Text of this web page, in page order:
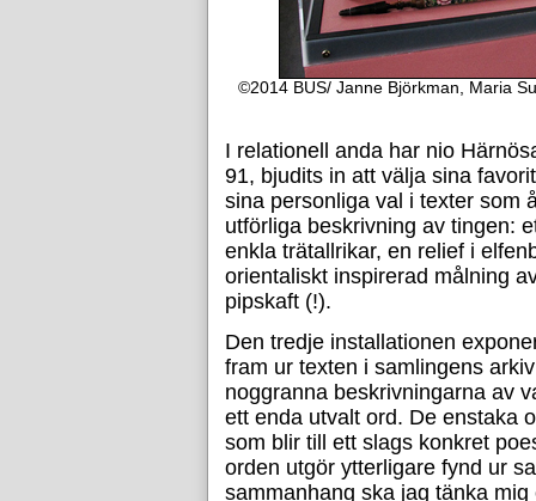
©2014 BUS/ Janne Björkman, Maria
I relationell anda har nio
91, bjudits in att välja sina
sina personliga val i texter som
utförliga beskrivning av tingen:
enkla trätallrikar, en relief i
orientaliskt inspirerad målning
pipskaft (!).
Den tredje installationen
fram ur texten i samlingens
noggranna beskrivningarna av
ett enda utvalt ord. De enstaka
som blir till ett slags konkret
orden utgör ytterligare fynd ur
sammanhang ska jag tänka